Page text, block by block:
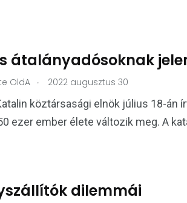
átalányadósoknak
OldA . 2022 augusztus 30
köztársasági elnök július 18-án
ezer ember élete változik meg. A
dilemmái